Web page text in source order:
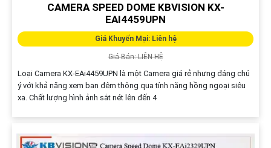
CAMERA SPEED DOME KBVISION KX-
EAI4459UPN
Giá Khuyến Mại: Liên hệ
Giá Bán: LIÊN HỆ
Loại Camera KX-EAi4459UPN là một Camera giá rẻ nhưng đáng chú
ý với khả năng xem ban đêm thông qua tính năng hồng ngoại siêu
xa. Chất lượng hình ảnh sắt nét lên đến 4